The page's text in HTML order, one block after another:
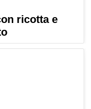
ricotta e